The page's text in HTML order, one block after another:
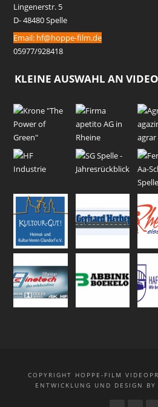
Lingenerstr. 5
D- 48480 Spelle
Email: hf@hoppe-film.de
05977/928418
KLEINE AUSWAHL AN
COPYRIGHT HOPPE-FILM
ENTWICKLUNG UND DESIGN BY